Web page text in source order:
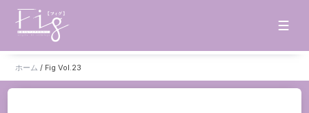
ホーム / Fig Vol.23